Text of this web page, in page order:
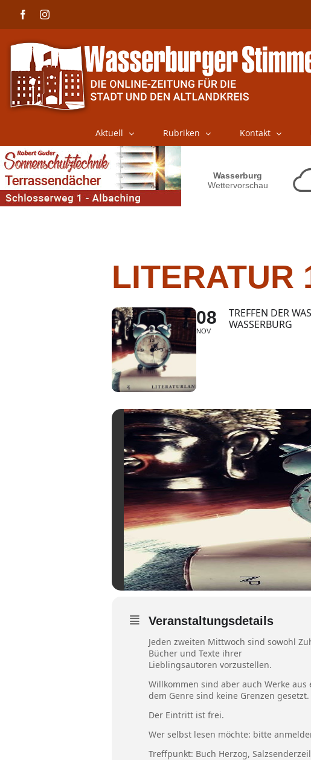
FacebookInstagram
Aktuell Rubriken Kontakt
LITERATUR
08
NOV
TREFFEN DER
WASSERBURG
Veranstaltungsdetails
Jeden zweiten Mittwoch sind sowohl
Bücher und Texte ihrer
Lieblingsautoren vorzustellen.
Willkommen sind aber auch Werke aus
dem Genre sind keine Grenzen gesetzt.
Der Eintritt ist frei.
Wer selbst lesen möchte: bitte
Treffpunkt: Buch Herzog,